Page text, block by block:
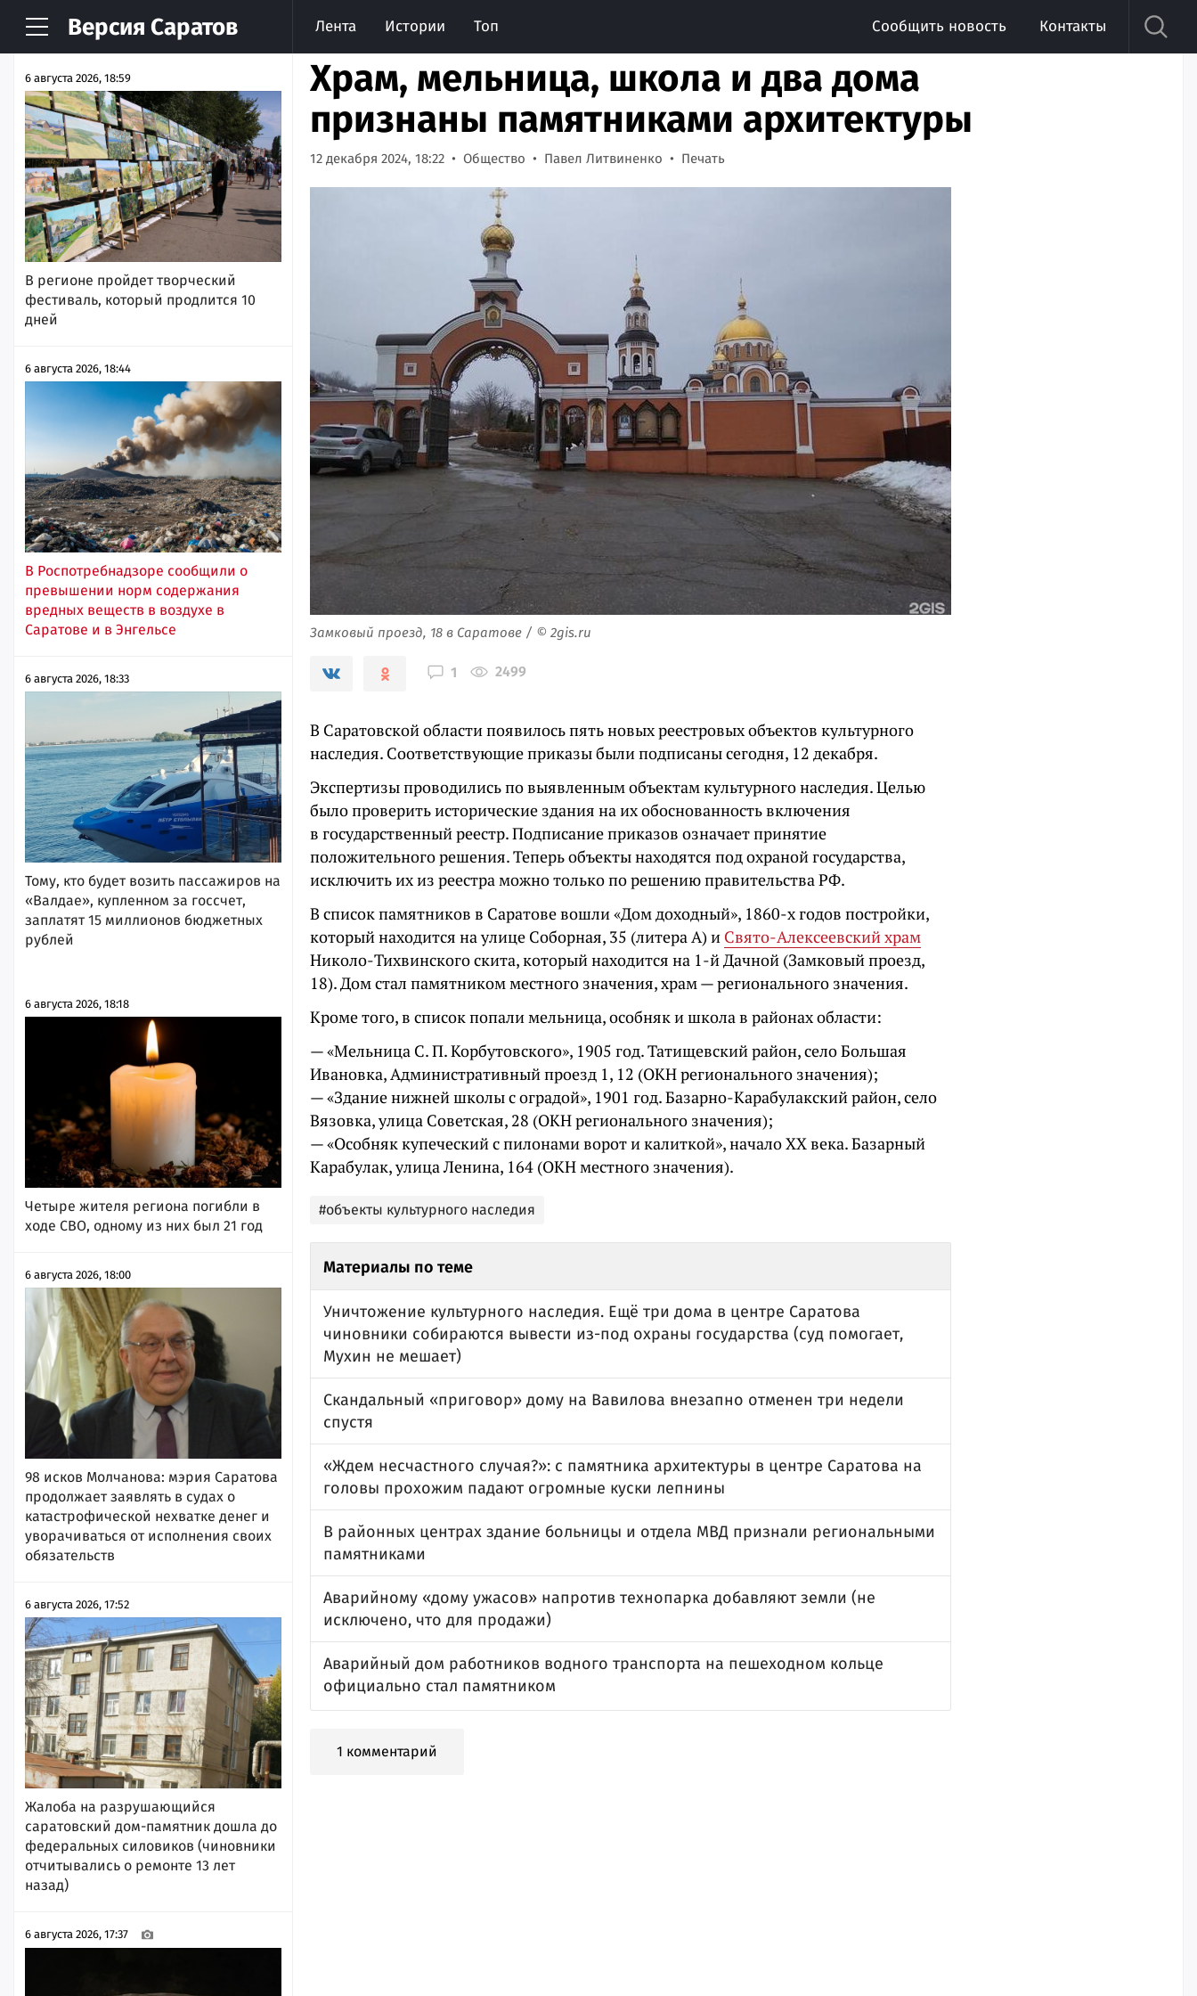
Версия Саратов Лента Истории Топ Сообщить новость Контакты
НОВОСТИ АРХИВ
6 августа 2026, 18:59
В регионе пройдет творческий
фестиваль, который продлится 10
дней
6 августа 2026, 18:44
В Роспотребнадзоре сообщили о
превышении норм содержания
вредных веществ в воздухе в
Саратове и в Энгельсе
6 августа 2026, 18:33
Тому, кто будет возить пассажиров на
«Валдае», купленном за госсчет,
заплатят 15 миллионов бюджетных
рублей
6 августа 2026, 18:18
Четыре жителя региона погибли в
ходе СВО, одному из них был 21 год
6 августа 2026, 18:00
98 исков Молчанова: мэрия Саратова
продолжает заявлять в судах о
катастрофической нехватке денег и
уворачиваться от исполнения своих
обязательств
6 августа 2026, 17:52
Жалоба на разрушающийся
саратовский дом-памятник дошла до
федеральных силовиков (чиновники
отчитывались о ремонте 13 лет
назад)
6 августа 2026, 17:37
Храм, мельница, школа и два дома
признаны памятниками архитектуры
12 декабря 2024, 18:22 Общество Павел Литвиненко Печать
Замковый проезд, 18 в Саратове / © 2gis.ru
1 2499
В Саратовской области появилось пять новых реестровых объектов культурного
наследия. Соответствующие приказы были подписаны сегодня, 12 декабря.
Экспертизы проводились по выявленным объектам культурного наследия. Целью
было проверить исторические здания на их обоснованность включения
в государственный реестр. Подписание приказов означает принятие
положительного решения. Теперь объекты находятся под охраной государства,
исключить их из реестра можно только по решению правительства РФ.
В список памятников в Саратове вошли «Дом доходный», 1860-х годов постройки,
который находится на улице Соборная, 35 (литера А) и Свято-Алексеевский храм
Николо-Тихвинского скита, который находится на 1-й Дачной (Замковый проезд,
18). Дом стал памятником местного значения, храм — регионального значения.
Кроме того, в список попали мельница, особняк и школа в районах области:
— «Мельница С. П. Корбутовского», 1905 год. Татищевский район, село Большая
Ивановка, Административный проезд 1, 12 (ОКН регионального значения);
— «Здание нижней школы с оградой», 1901 год. Базарно-Карабулакский район, село
Вязовка, улица Советская, 28 (ОКН регионального значения);
— «Особняк купеческий с пилонами ворот и калиткой», начало ХХ века. Базарный
Карабулак, улица Ленина, 164 (ОКН местного значения).
#объекты культурного наследия
Материалы по теме
Уничтожение культурного наследия. Ещё три дома в центре Саратова
чиновники собираются вывести из-под охраны государства (суд помогает,
Мухин не мешает)
Скандальный «приговор» дому на Вавилова внезапно отменен три недели
спустя
«Ждем несчастного случая?»: с памятника архитектуры в центре Саратова на
головы прохожим падают огромные куски лепнины
В районных центрах здание больницы и отдела МВД признали региональными
памятниками
Аварийному «дому ужасов» напротив технопарка добавляют земли (не
исключено, что для продажи)
Аварийный дом работников водного транспорта на пешеходном кольце
официально стал памятником
1 комментарий